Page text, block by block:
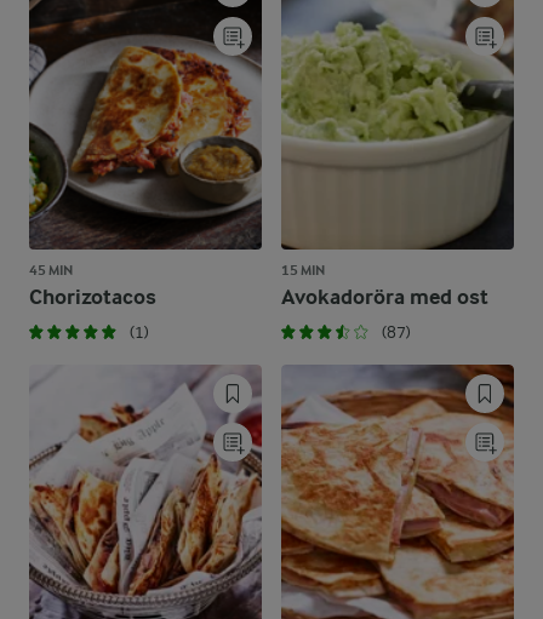
45 MIN
Chorizotacos
(1)
15 MIN
Avokadoröra med ost
(87)